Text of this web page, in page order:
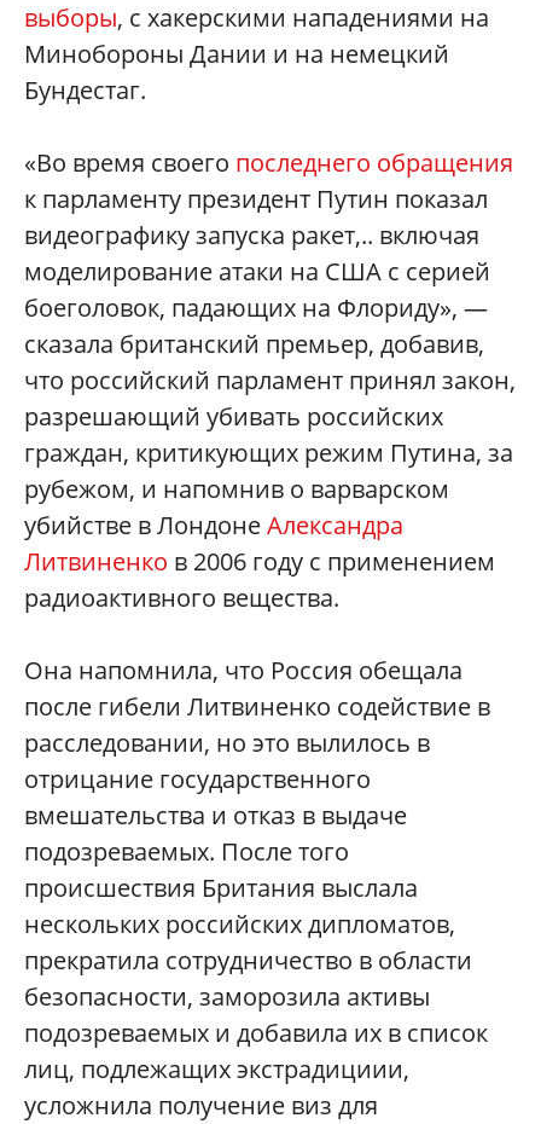
выборы, с хакерскими нападениями на
Минобороны Дании и на немецкий
Бундестаг.
«Во время своего последнего обращения
к парламенту президент Путин показал
видеографику запуска ракет,.. включая
моделирование атаки на США с серией
боеголовок, падающих на Флориду», —
сказала британский премьер, добавив,
что российский парламент принял закон,
разрешающий убивать российских
граждан, критикующих режим Путина, за
рубежом, и напомнив о варварском
убийстве в ЛондонеАлександра
Литвиненко в 2006 году с применением
радиоактивного вещества.
Она напомнила, что Россия обещала
после гибели Литвиненко содействие в
расследовании, но это вылилось в
отрицание государственного
вмешательства и отказ в выдаче
подозреваемых. После того
происшествия Британия выслала
нескольких российских дипломатов,
прекратила сотрудничество в области
безопасности, заморозила активы
подозреваемых и добавила их в список
лиц, подлежащих экстрадициии,
усложнила получение виз для